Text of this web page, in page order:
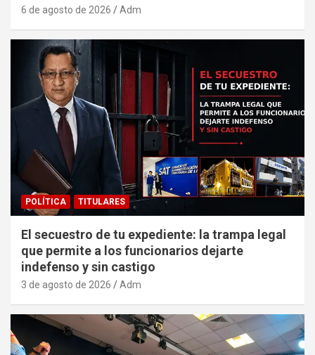
6 de agosto de 2026 Adm
POLÍTICA TITULARES
El secuestro de tu expediente: la trampa legal
que permite a los funcionarios dejarte
indefenso y sin castigo
3 de agosto de 2026 Adm